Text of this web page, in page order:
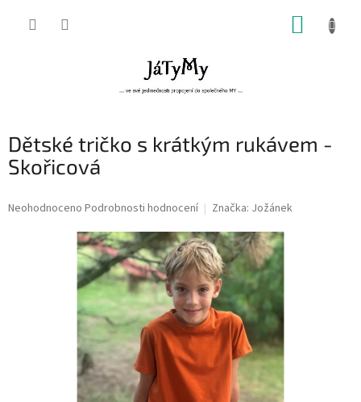
Dětské tričko s krátkým rukávem -
Skořicová
Průměrné
Neohodnoceno Podrobnosti hodnocení Značka: Jožánek